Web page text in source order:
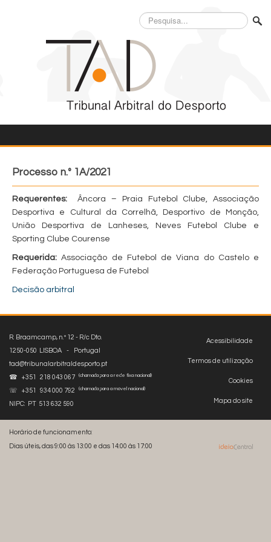
Pesquisa...
Processo n.º 1A/2021
Requerentes: Âncora – Praia Futebol Clube, Associação
Desportiva e Cultural da Correlhã, Desportivo de Monção,
União Desportiva de Lanheses, Neves Futebol Clube e
Sporting Clube Courense
Requerida: Associação de Futebol de Viana do Castelo e
Federação Portuguesa de Futebol
Decisão arbitral
Acessibilidade
Termos de utilização
Cookies
Mapa do site
R. Braamcamp, n.º 12 - R/c Dto.
1250-050 LISBOA - Portugal
tad@tribunalarbitraldesporto.pt
☎ +351 218 043 067
(chamada para a rede fixa nacional)
☏ +351 934 000 792 (chamada para a móvel nacional)
NIPC: PT 513 632 590
Horário de funcionamento:
Dias úteis, das 9:00 às 13:00 e das 14:00 às 17:00